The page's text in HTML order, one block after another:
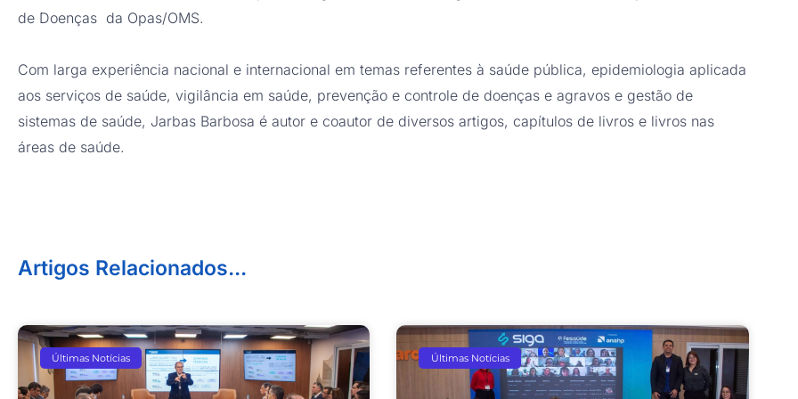
de Doenças da Opas/OMS.
Com larga experiência nacional e internacional em temas referentes à saúde pública, epidemiologia aplicada
aos serviços de saúde, vigilância em saúde, prevenção e controle de doenças e agravos e gestão de
sistemas de saúde, Jarbas Barbosa é autor e coautor de diversos artigos, capítulos de livros e livros nas
áreas de saúde.
Artigos Relacionados...
Últimas Notícias Últimas Notícias